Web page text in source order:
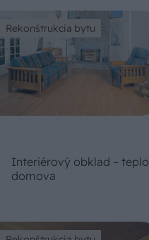
Rekonštrukcia bytu
Interiérový obklad – teplo
domova